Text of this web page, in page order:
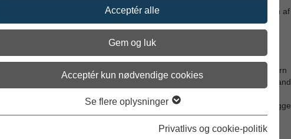
Acceptér alle
Gem og luk
Acceptér kun nødvendige cookies
Se flere oplysninger
Privatlivs og cookie-politik
findes en af Skotlands største koncentrationer af vikingegrave. En af
bemærkelsesværdige grave er fundet ved Kiloran bay. Den viser den
påvirkning, der var mellem den hedenske og kristne tro i perioden, hvor
var bosat i Skotland.
ganske tilfældigt, fundet efterladenskaber efter vikingerne på the Western
Vestlige Øer), når jorderosion (den naturlige afslidning som især vind og vand
tiden har afsløret spor efter begravelser, ved afdækning af
og gravgaver eller bebyggelser samt ved fund af møddinger, vægge
Der er større koncentrationer af vikingebegravelser på
Oronsay og Islay end på nogen af de øvrige skotske øer. Vikingernes